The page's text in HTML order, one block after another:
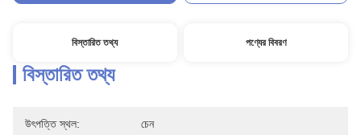
বিস্তারিত তথ্য পণ্যের বিবরণ
বিস্তারিত তথ্য
উৎপত্তি স্থল: চেন